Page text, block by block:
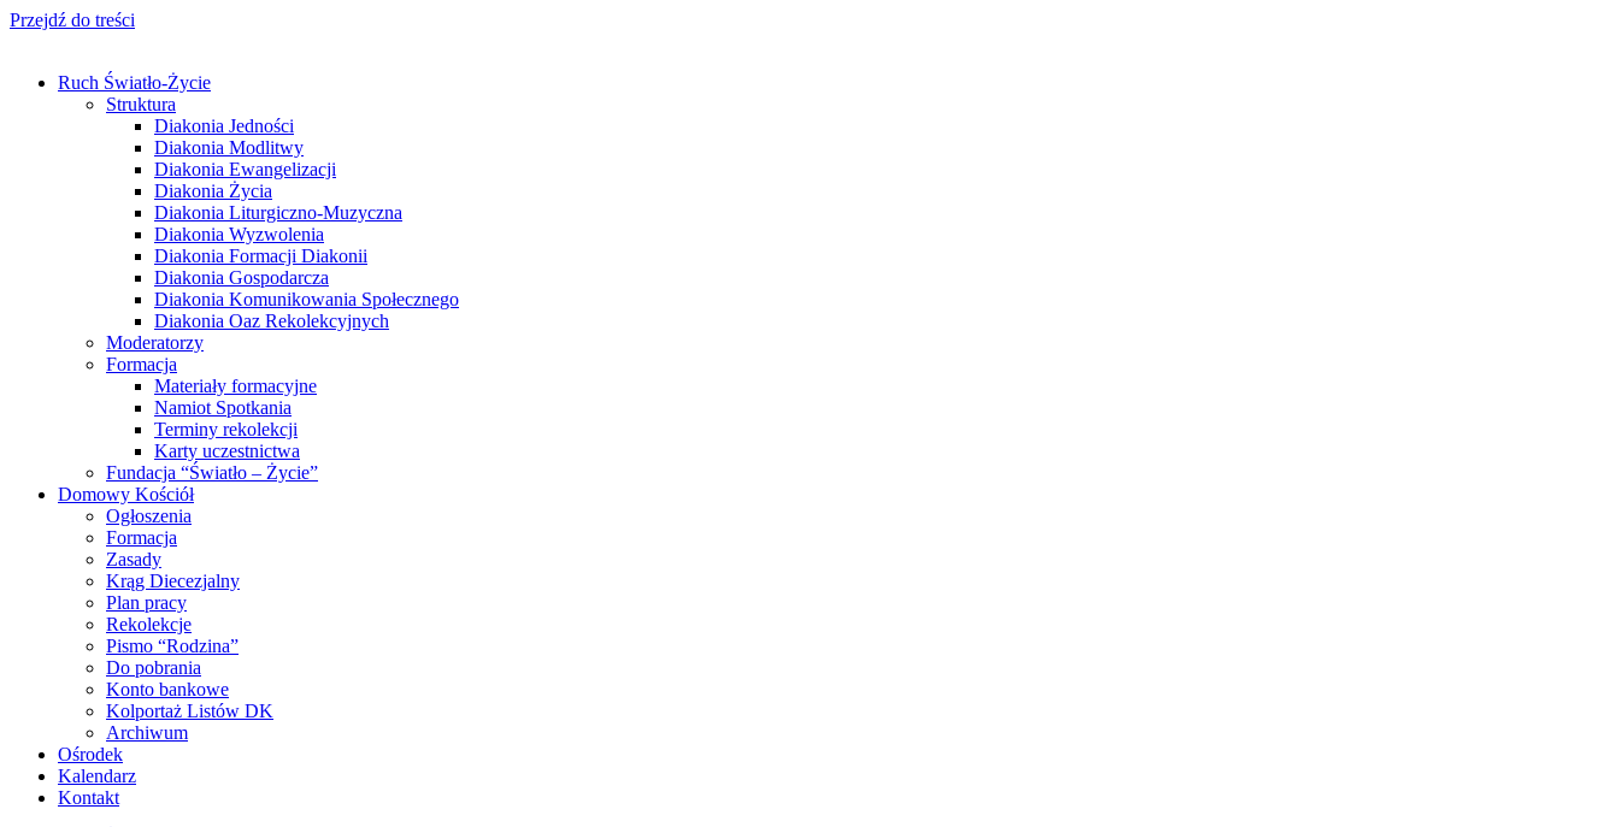
Przejdź do treści
Ruch Światło-Życie
Struktura
Diakonia Jedności
Diakonia Modlitwy
Diakonia Ewangelizacji
Diakonia Życia
Diakonia Liturgiczno-Muzyczna
Diakonia Wyzwolenia
Diakonia Formacji Diakonii
Diakonia Gospodarcza
Diakonia Komunikowania Społecznego
Diakonia Oaz Rekolekcyjnych
Moderatorzy
Formacja
Materiały formacyjne
Namiot Spotkania
Terminy rekolekcji
Karty uczestnictwa
Fundacja “Światło – Życie”
Domowy Kościół
Ogłoszenia
Formacja
Zasady
Krąg Diecezjalny
Plan pracy
Rekolekcje
Pismo “Rodzina”
Do pobrania
Konto bankowe
Kolportaż Listów DK
Archiwum
Ośrodek
Kalendarz
Kontakt